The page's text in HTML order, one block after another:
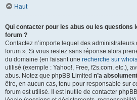
Haut
Qui contacter pour les abus ou les questions
forum ?
Contactez n’importe lequel des administrateurs
forum ». Si vous restez sans réponse alors
du domaine (en faisant une recherche sur whois
utilisé (exemple : Yahoo!, Free, f2s.com, etc.),
abus. Notez que phpBB Limited n’a
être, en aucun cas, tenu pour responsable sur
forum est utilisé. Il est inutile de contacter